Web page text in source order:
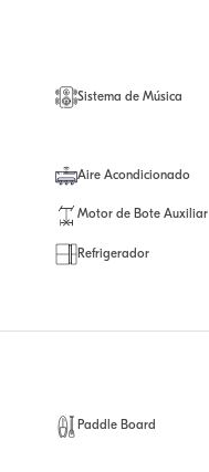
Sistema de Música
Aire Acondicionado
Motor de Bote Auxiliar
Refrigerador
Paddle Board